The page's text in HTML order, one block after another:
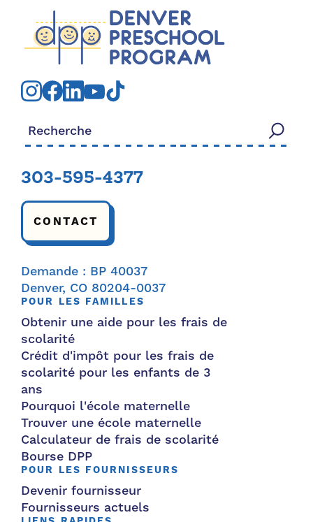
Rechercher:
303-595-4377
CONTACT
Demande : BP 40037
Denver, CO 80204-0037
POUR LES FAMILLES
Obtenir une aide pour les frais de
scolarité
Crédit d'impôt pour les frais de
scolarité pour les enfants de 3
ans
Pourquoi l'école maternelle
Trouver une école maternelle
Calculateur de frais de scolarité
Bourse DPP
POUR LES FOURNISSEURS
Devenir fournisseur
Fournisseurs actuels